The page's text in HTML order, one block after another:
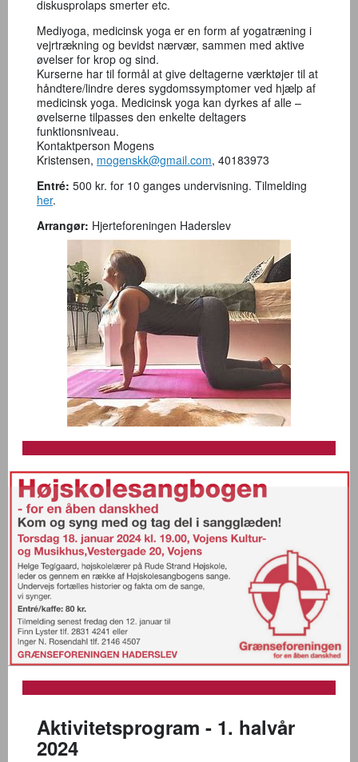
diskusprolaps smerter etc.
Mediyoga, medicinsk yoga er en form af yogatræning i
vejrtrækning og bevidst nærvær, sammen med aktive
øvelser for krop og sind.
Kurserne har til formål at give deltagerne værktøjer til at
håndtere/lindre deres sygdomssymptomer ved hjælp af
medicinsk yoga. Medicinsk yoga kan dyrkes af alle –
øvelserne tilpasses den enkelte deltagers
funktionsniveau.
Kontaktperson Mogens
Kristensen, mogenskk@gmail.com, 40183973
Entré: 500 kr. for 10 ganges undervisning. Tilmelding
her.
Arrangør: Hjerteforeningen Haderslev
Aktivitetsprogram - 1. halvår
2024